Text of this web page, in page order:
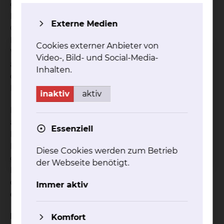
geben. Begleitet werden die Untersuchungen im
Cybersystems, das neben dem Monitoring von
Energie- und Stoffströmen für
Wirtschaftlichkeitsanalysen auch mit Elementen
ausgestattet werden kann, die die Vitalparameter
des Patienten überwachen, um eine optimierte
Patientenversorgung zu gewährleisten.
Die Kooperation ist auf mindestens fünf Jahre
angelegt und wird dem stetigen Wandel im
Pflegebereich Rechnung tragen. Neue
Entwicklungen der Medizin, Veränderungen der
gesellschaftlichen Anforderungen sowie
den Materialwissenschaften werden in die Arbeit
einfließen.
Einbindung von Industriepartnern
Externe Medien
Cookies externer Anbieter von
Video-, Bild- und Social-Media-
Inhalten.
inaktiv aktiv
Essenziell
Diese Cookies werden zum Betrieb
der Webseite benötigt.
Immer aktiv
Komfort